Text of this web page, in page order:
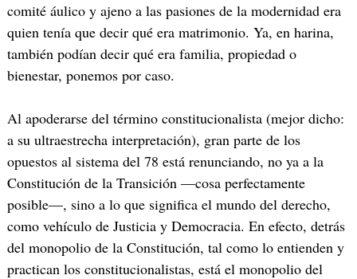
comité áulico y ajeno a las pasiones de la modernidad era
quien tenía que decir qué era matrimonio. Ya, en harina,
también podían decir qué era familia, propiedad o
bienestar, ponemos por caso.
Al apoderarse del término constitucionalista (mejor dicho:
a su ultraestrecha interpretación), gran parte de los
opuestos al sistema del 78 está renunciando, no ya a la
Constitución de la Transición —cosa perfectamente
posible—, sino a lo que significa el mundo del derecho,
como vehículo de Justicia y Democracia. En efecto, detrás
del monopolio de la Constitución, tal como lo entienden y
practican los constitucionalistas, está el monopolio del